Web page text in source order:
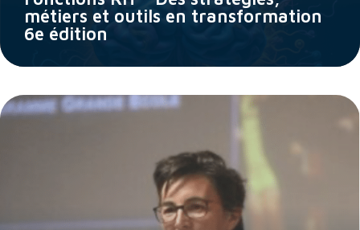
métiers et outils en transformation
6e édition